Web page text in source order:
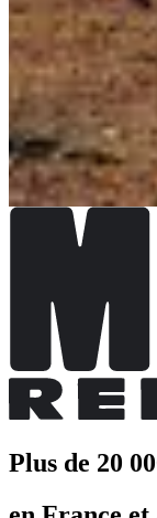
Dates d'inscription
Pas encore
Plus d'info
Plus d'info
Choisir une
LE KILI - Acompte
Plus d'info
Plus d'info
Plus de 20